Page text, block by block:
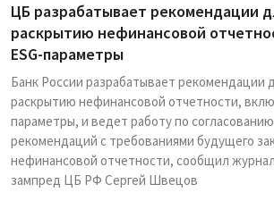
ЦБ разрабатывает рекомендации
раскрытию нефинансовой
ESG-параметры
Банк России разрабатывает рекомендации
раскрытию нефинансовой отчетности,
параметры, и ведет работу по
рекомендаций с требованиями будущего
нефинансовой отчетности, сообщил
зампред ЦБ РФ Сергей Швецов